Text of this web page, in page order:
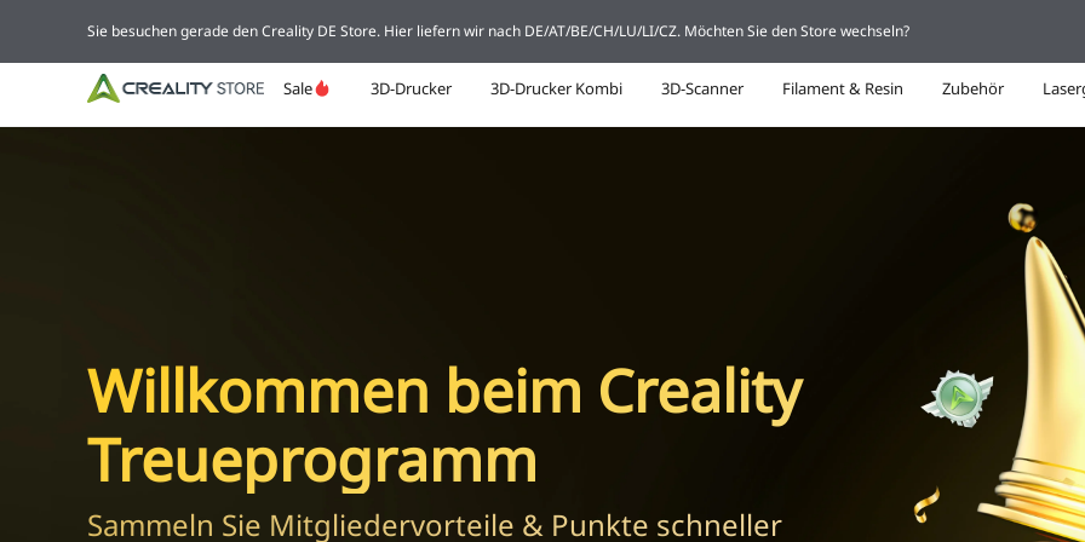
Sale 3D-Drucker 3D-Drucker Kombi 3D-Scanner Filament & Resin Zubehör
Willkommen beim Creality
Treueprogramm
Sammeln Sie Mitgliedervorteile & Punkte schneller
Sie besuchen gerade den Creality DE Store. Hier liefern wir nach DE/AT/BE/CH/LU/LI/CZ. Möchten Sie den Store wechseln?